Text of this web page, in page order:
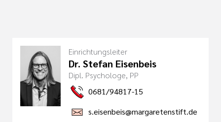
Einrichtungsleiter
Dr. Stefan Eisenbeis
Dipl. Psychologe, PP
0681/94817-15
s.eisenbeis@margaretenstift.de